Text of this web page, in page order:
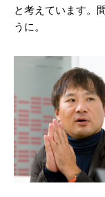
と考えています。
うに。